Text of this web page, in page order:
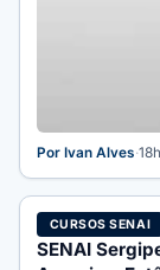
Por Ivan Alves·
CURSOS SENAI
SENAI